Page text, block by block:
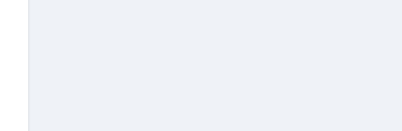
Tahun 2024
Kesehatan Daerah Kabupaten Klaten